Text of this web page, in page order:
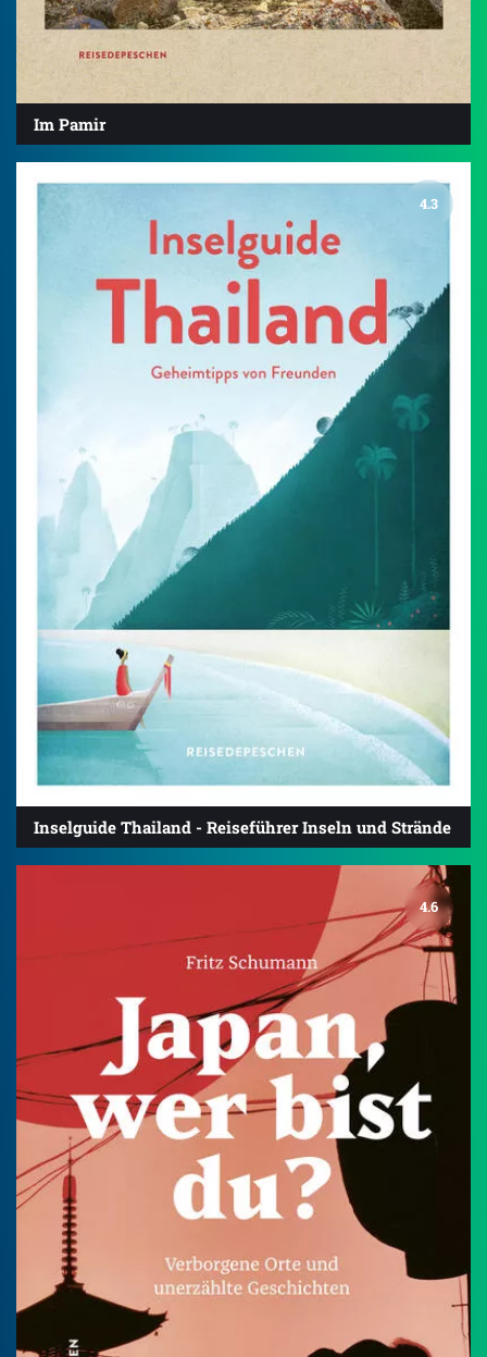
Im Pamir
4.3
Inselguide Thailand - Reiseführer Inseln und Strände
4.6